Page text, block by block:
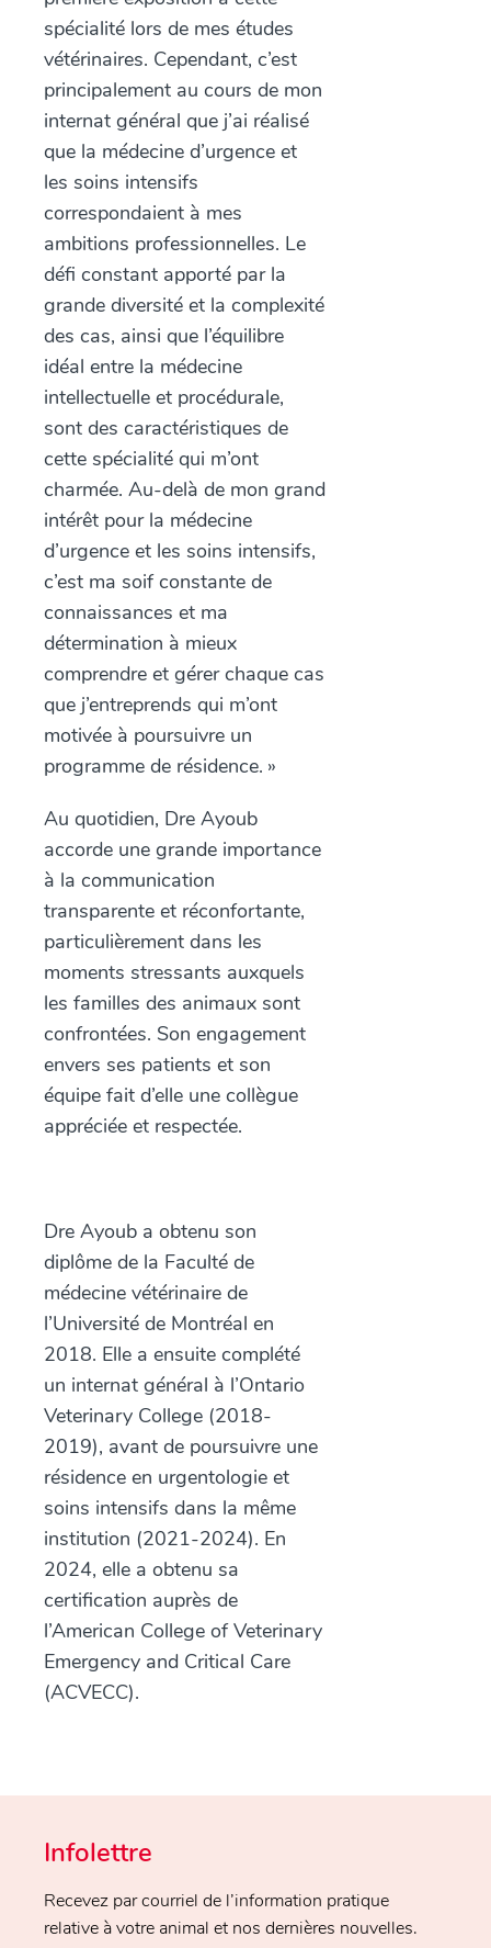
spécialité lors de mes études
vétérinaires. Cependant, c’est
principalement au cours de mon
internat général que j’ai réalisé
que la médecine d’urgence et
les soins intensifs
correspondaient à mes
ambitions professionnelles. Le
défi constant apporté par la
grande diversité et la complexité
des cas, ainsi que l’équilibre
idéal entre la médecine
intellectuelle et procédurale,
sont des caractéristiques de
cette spécialité qui m’ont
charmée. Au-delà de mon grand
intérêt pour la médecine
d’urgence et les soins intensifs,
c’est ma soif constante de
connaissances et ma
détermination à mieux
comprendre et gérer chaque cas
que j’entreprends qui m’ont
motivée à poursuivre un
programme de résidence. »
Au quotidien, Dre Ayoub
accorde une grande importance
à la communication
transparente et réconfortante,
particulièrement dans les
moments stressants auxquels
les familles des animaux sont
confrontées. Son engagement
envers ses patients et son
équipe fait d’elle une collègue
appréciée et respectée.
Dre Ayoub a obtenu son
diplôme de la Faculté de
médecine vétérinaire de
l’Université de Montréal en
2018. Elle a ensuite complété
un internat général à l’Ontario
Veterinary College (2018-
2019), avant de poursuivre une
résidence en urgentologie et
soins intensifs dans la même
institution (2021-2024). En
2024, elle a obtenu sa
certification auprès de
l’American College of Veterinary
Emergency and Critical Care
(ACVECC).
Infolettre
Recevez par courriel de l’information pratique
relative à votre animal et nos dernières nouvelles.